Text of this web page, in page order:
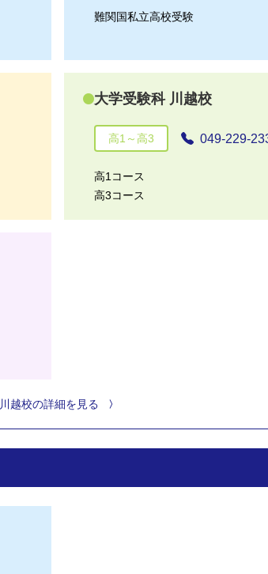
難関国私立高校受験
大学受験科 川越校
高1～高3 049-229-
高1コース
高3コース
川越校の詳細を見る